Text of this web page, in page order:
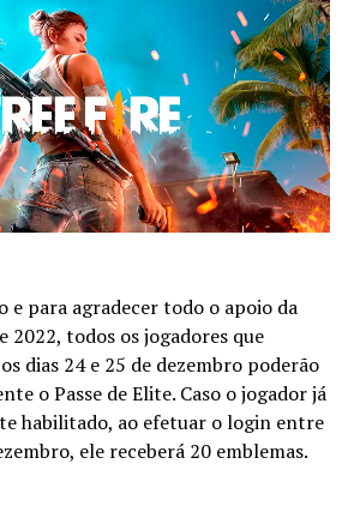
e para agradecer todo o apoio da
2022, todos os jogadores que
dias 24 e 25 de dezembro poderão
o Passe de Elite. Caso o jogador já
habilitado, ao efetuar o login entre
ele receberá 20 emblemas.